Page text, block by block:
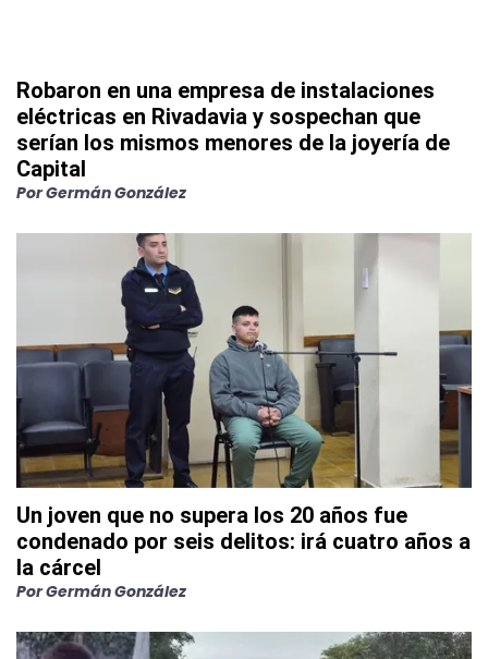
Robaron en una empresa de instalaciones
eléctricas en Rivadavia y sospechan que
serían los mismos menores de la joyería de
Capital
PorGermán González
Un joven que no supera los 20 años fue
condenado por seis delitos: irá cuatro años a
la cárcel
PorGermán González